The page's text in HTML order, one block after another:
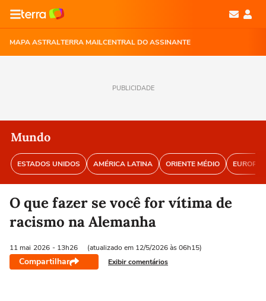
MAPA ASTRALTERRA MAILCENTRAL DO ASSINANTE
PUBLICIDADE
Mundo
ESTADOS UNIDOS AMÉRICA LATINA ORIENTE MÉDIO EUROPA
O que fazer se você for vítima de
racismo na Alemanha
11 mai 2026 - 13h26 (atualizado em 12/5/2026 às 06h15)
Compartilhar Exibir comentários